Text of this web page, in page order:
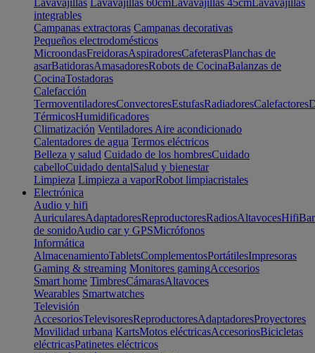
Lavavajillas Lavavajillas 60cmLavavajillas 45cmLavavajillas
integrables
Campanas extractoras Campanas decorativas
Pequeños electrodomésticos
MicroondasFreidorasAspiradoresCafeterasPlanchas de
asarBatidorasAmasadoresRobots de CocinaBalanzas de
CocinaTostadoras
Calefacción
TermoventiladoresConvectoresEstufasRadiadoresCalefactores
TérmicosHumidificadores
Climatización Ventiladores Aire acondicionado
Calentadores de agua Termos eléctricos
Belleza y salud Cuidado de los hombresCuidado
cabelloCuidado dentalSalud y bienestar
Limpieza Limpieza a vaporRobot limpiacristales
Electrónica
Audio y hifi
AuricularesAdaptadoresReproductoresRadiosAltavocesHifi
de sonidoAudio car y GPSMicrófonos
Informática
AlmacenamientoTabletsComplementosPortátilesImpresoras
Gaming & streaming Monitores gamingAccesorios
Smart home TimbresCámarasAltavoces
Wearables Smartwatches
Televisión
AccesoriosTelevisoresReproductoresAdaptadoresProyectores
Movilidad urbana KartsMotos eléctricasAccesoriosBicicletas
eléctricasPatinetes eléctricos